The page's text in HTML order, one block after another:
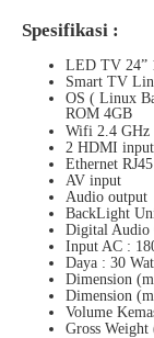
Spesifikasi :
LED TV 24”
Smart TV
OS ( Linux
ROM 4GB
Wifi 2.4 GHz
2 HDMI input
Ethernet
AV input
Audio output
BackLight
Digital Audio
Input AC :
Daya : 30
Dimension
Dimension
Volume
Gross